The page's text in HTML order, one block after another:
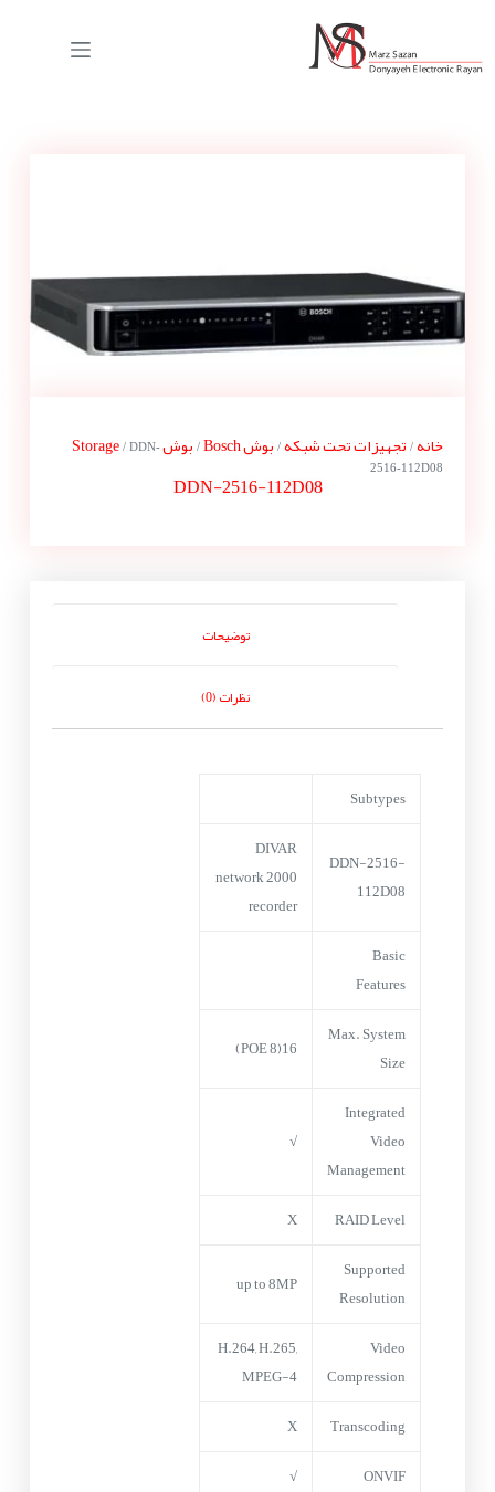
خانه/ تجهیزات تحت شبکه/ بوش Bosch / بوش Storage/ DDN-
2516-112D08
DDN-2516-112D08
توضیحات
نظرات (0)
Subtypes
DDN-2516-
112D08
DIVAR
network 2000
recorder
Basic
Features
Max. System
Size
16(8 POE)
Integrated
Video
Management
√
RAID Level
X
Supported
Resolution
up to 8MP
Video
Compression
H.264, H.265,
MPEG-4
Transcoding
X
ONVIF
√